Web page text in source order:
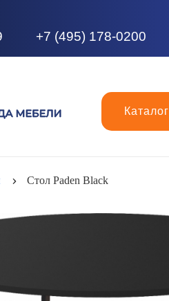
+7 (495) 178-0200
Каталог
Стол Paden Black